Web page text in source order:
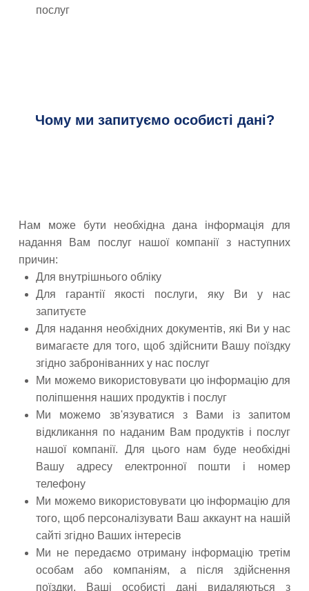
послуг
Чому ми запитуємо особисті дані?
Нам може бути необхідна дана інформація для
надання Вам послуг нашої компанії з наступних
причин:
Для внутрішнього обліку
Для гарантії якості послуги, яку Ви у нас
запитуєте
Для надання необхідних документів, які Ви у нас
вимагаєте для того, щоб здійснити Вашу поїздку
згідно заброніванних у нас послуг
Ми можемо використовувати цю інформацію для
поліпшення наших продуктів і послуг
Ми можемо зв'язуватися з Вами із запитом
відкликання по наданим Вам продуктів і послуг
нашої компанії. Для цього нам буде необхідні
Вашу адресу електронної пошти і номер
телефону
Ми можемо використовувати цю інформацію для
того, щоб персоналізувати Ваш аккаунт на нашій
сайті згідно Ваших інтересів
Ми не передаємо отриману інформацію третім
особам або компаніям, а після здійснення
поїздки, Ваші особисті дані видаляються з